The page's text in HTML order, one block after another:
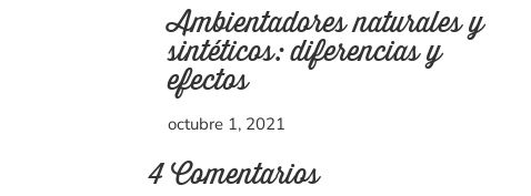
Ambientadores naturales y
sintéticos: diferencias y
efectos
octubre 1, 2021
4 Comentarios